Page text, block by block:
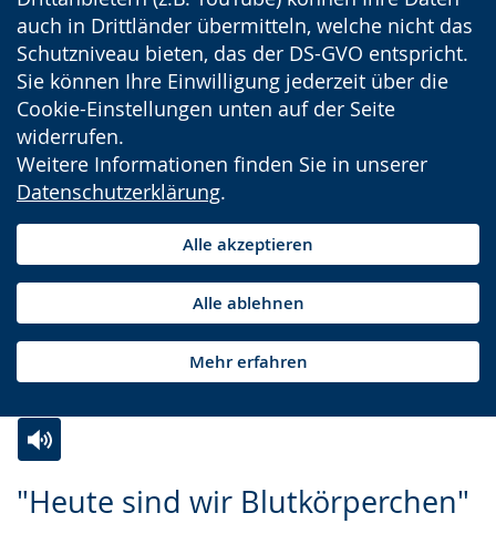
auch in Drittländer übermitteln, welche nicht das
Schutzniveau bieten, das der DS-GVO entspricht.
Sie können Ihre Einwilligung jederzeit über die
Cookie-Einstellungen unten auf der Seite
widerrufen.
Weitere Informationen finden Sie in unserer
Datenschutzerklärung.
Alle akzeptieren
Alle ablehnen
Mehr erfahren
"Heute sind wir Blutkörperchen"
Leichten
Audio-
Video